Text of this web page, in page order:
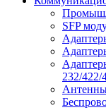
SFP
232/422/